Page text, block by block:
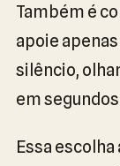
Também é
apoie
silêncio,
em
Essa